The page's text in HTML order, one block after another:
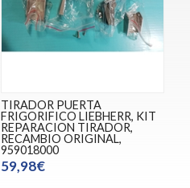
TIRADOR PUERTA
FRIGORIFICO LIEBHERR, KIT
REPARACION TIRADOR,
RECAMBIO ORIGINAL,
959018000
59,98€